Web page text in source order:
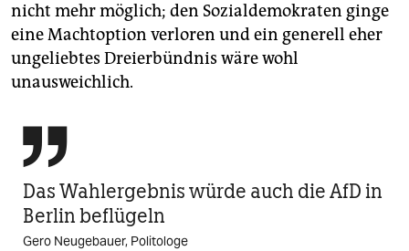
nicht mehr möglich; den Sozialdemokraten ginge
eine Machtoption verloren und ein generell eher
ungeliebtes Dreierbündnis wäre wohl
unausweichlich.

Das Wahlergebnis würde auch die AfD in
Berlin beflügeln
Gero Neugebauer, Politologe